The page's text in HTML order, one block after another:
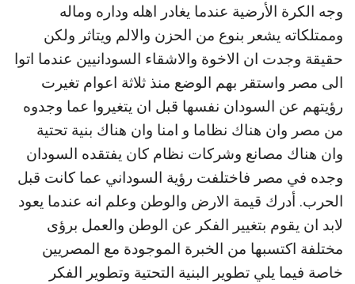
وجه الكرة الأرضية عندما يغادر اهله وداره وماله
وممتلكاته يشعر بنوع من الحزن والالم ويتاثر ولكن
حقيقة وجدت ان الاخوة والاشقاء السودانيين عندما اتوا
الى مصر واستقر بهم الوضع منذ ثلاثة اعوام تغيرت
رؤيتهم عن السودان نفسها قبل ان يتغيروا عما وجدوه
من مصر وان هناك نظاما و امنا وان هناك بنية تحتية
وان هناك مصانع وشركات نظام كان يفتقده السودان
وجده في مصر فاختلفت رؤية السوداني عما كانت قبل
الحرب. أدرك قيمة الارض والوطن وعلم انه عندما يعود
لابد ان يقوم بتغيير الفكر عن الوطن والعمل برؤى
مختلفة اكتسبها من الخبرة الموجودة مع المصريين
خاصة فيما يلي تطوير البنية التحتية وتطوير الفكر